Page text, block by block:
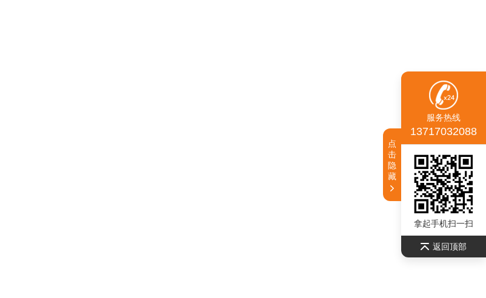
服务热线
13717032088
拿起手机扫一扫
返回顶部
点
击
隐
藏